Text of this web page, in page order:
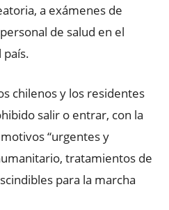
a exámenes de
de salud en el
chilenos y los residentes
salir o entrar, con la
“urgentes y
tratamientos de
para la marcha